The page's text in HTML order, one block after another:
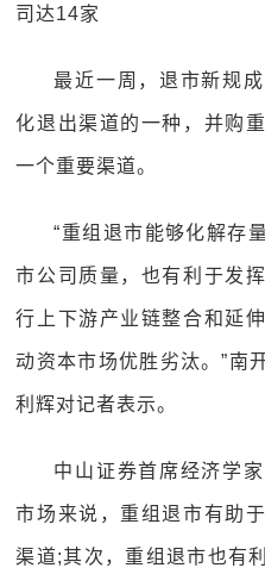
司达14家
最近一周，退市新规
化退出渠道的一种，并购
一个重要渠道。
“重组退市能够化解存
市公司质量，也有利于发
行上下游产业链整合和延
动资本市场优胜劣汰。”南
利辉对记者表示。
中山证券首席经济学
市场来说，重组退市有助
渠道;其次，重组退市也有